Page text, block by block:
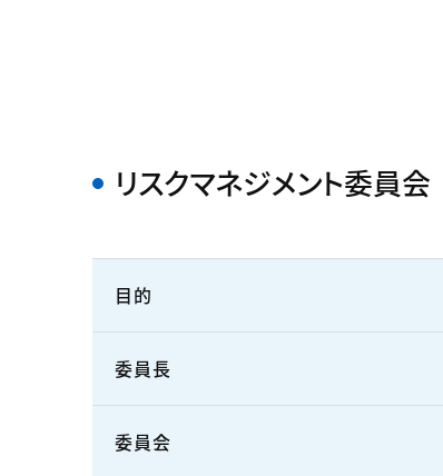
リスクマネジメント委員会
目的
委員長
委員会